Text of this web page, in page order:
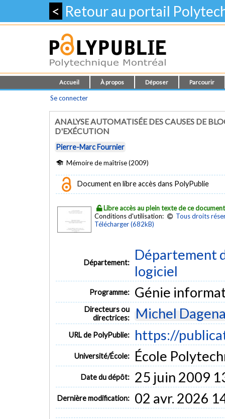
< Retour au portail
Accueil À propos Déposer Parcourir
Se connecter
ANALYSE AUTOMATISÉE DES CAUSES DE
D'EXÉCUTION
Pierre-Marc Fournier
Mémoire de maîtrise (2009)
Document en libre accès dans PolyPublie
Libre accès au plein texte de ce document
Conditions d'utilisation:
Tous droits
Télécharger (682kB)
Département:
Département
logiciel
Programme: Génie
Directeurs ou
directrices:
Michel
URL de PolyPublie: https://
Université/École: École
Date du dépôt: 25 juin 2009
Dernière modification: 02 avr. 2026